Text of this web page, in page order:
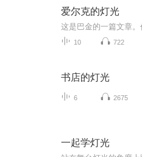
爱尔克的灯光
10 722
书店的灯光
6 2675
一起学灯光